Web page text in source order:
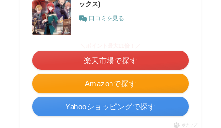
ックス)
口コミを見る
Amazonで探す
楽天市場で探す
Yahooショッピングで探す
ポチップ